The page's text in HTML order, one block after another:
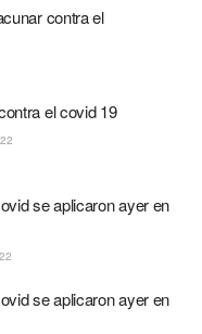
contra el
el covid 19
se aplicaron ayer en
se aplicaron ayer en